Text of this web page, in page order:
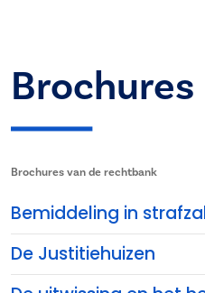
Brochures
Brochures van de rechtbank
Bemiddeling in
De Justitiehuizen